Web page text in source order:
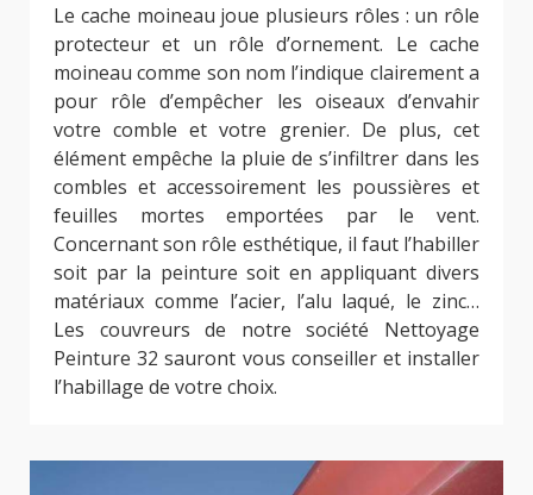
Le cache moineau joue plusieurs rôles : un rôle
protecteur et un rôle d’ornement. Le cache
moineau comme son nom l’indique clairement a
pour rôle d’empêcher les oiseaux d’envahir
votre comble et votre grenier. De plus, cet
élément empêche la pluie de s’infiltrer dans les
combles et accessoirement les poussières et
feuilles mortes emportées par le vent.
Concernant son rôle esthétique, il faut l’habiller
soit par la peinture soit en appliquant divers
matériaux comme l’acier, l’alu laqué, le zinc…
Les couvreurs de notre société Nettoyage
Peinture 32 sauront vous conseiller et installer
l’habillage de votre choix.